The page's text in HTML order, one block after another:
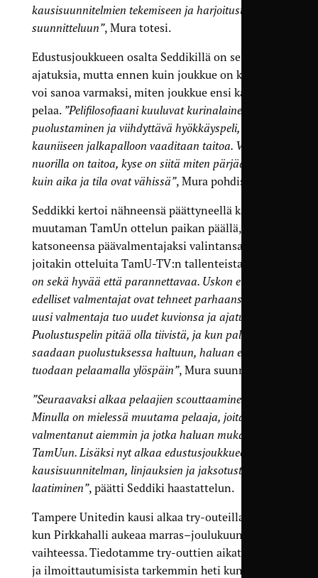
kausisuunnitelmien tekemiseen ja harjoitusten
suunnitteluun”, Mura totesi.
Edustusjoukkueen osalta Seddikillä on selkeitä
ajatuksia, mutta ennen kuin joukkue on koottu, ei
voi sanoa varmaksi, miten joukkue ensi kaudella
pelaa. ”Pelifilosofiaani kuuluvat kurinalainen
puolustaminen ja viihdyttävä hyökkäyspeli, mutta
kauniiseen jalkapalloon vaaditaan taitoa. Vaikka
nuorilla on taitoa, kyse on siitä miten pärjää silloin
kuin aika ja tila ovat vähissä”, Mura pohdiskeli.
Seddikki kertoi nähneensä päättyneellä kaudella
muutaman TamUn ottelun paikan päällä, ja
katsoneensa päävalmentajaksi valintansa jälkeen
joitakin otteluita TamU-TV:n tallenteista.
on sekä hyvää että parannettavaa. Uskon että
edelliset valmentajat ovat tehneet parhaansa, mutta
uusi valmentaja tuo uudet kuvionsa ja ajatuksensa.
Puolustuspelin pitää olla tiivistä, ja kun pallo
saadaan puolustuksessa haltuun, haluan että pallo
tuodaan pelaamalla ylöspäin”, Mura suunnittelee.
”Seuraavaksi alkaa pelaajien scouttaaminen.
Minulla on mielessä muutama pelaaja, joita olen
valmentanut aiemmin ja jotka haluan mukaan
TamUun. Lisäksi nyt alkaa edustusjoukkueen
kausisuunnitelman, linjauksien ja jaksotusten
laatiminen”, päätti Seddiki haastattelun.
Tampere Unitedin kausi alkaa try-outeilla heti
kun Pirkkahalli aukeaa marras–joulukuun
vaihteessa. Tiedotamme try-outtien aikatauluista
ja ilmoittautumisista tarkemmin heti kun